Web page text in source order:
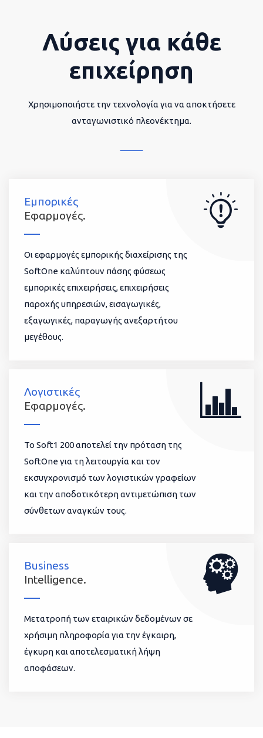
Λύσεις για κάθε
επιχείρηση
Χρησιμοποιήστε την τεχνολογία για να αποκτήσετε
ανταγωνιστικό πλεονέκτημα.
Εμπορικές
Εφαρμογές.
Οι εφαρμογές εμπορικής διαχείρισης της
SoftOne καλύπτουν πάσης φύσεως
εμπορικές επιχειρήσεις, επιχειρήσεις
παροχής υπηρεσιών, εισαγωγικές,
εξαγωγικές, παραγωγής ανεξαρτήτου
μεγέθους.
Λογιστικές
Εφαρμογές.
To Soft1 200 αποτελεί την πρόταση της
SoftOne για τη λειτουργία και τον
εκσυγχρονισμό των λογιστικών γραφείων
και την αποδοτικότερη αντιμετώπιση των
σύνθετων αναγκών τους.
Business
Intelligence.
Μετατροπή των εταιρικών δεδομένων σε
χρήσιμη πληροφορία για την έγκαιρη,
έγκυρη και αποτελεσματική λήψη
αποφάσεων.